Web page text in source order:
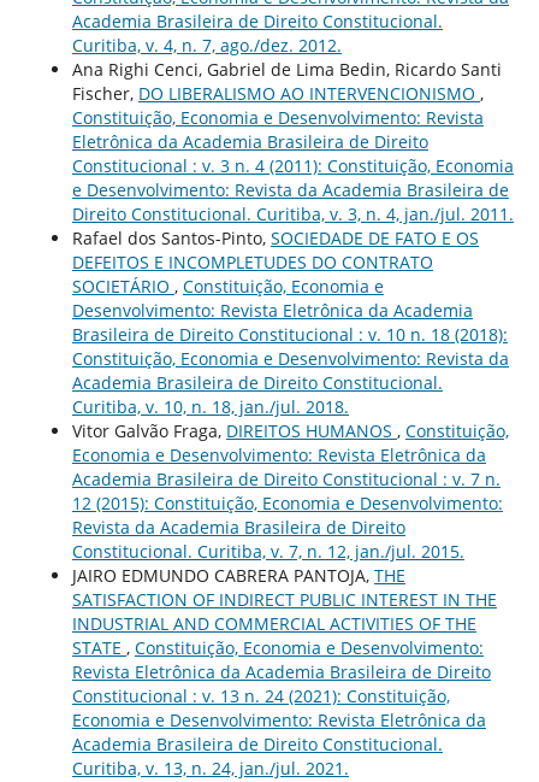
Academia Brasileira de Direito Constitucional.
Curitiba, v. 4, n. 7, ago./dez. 2012.
Ana Righi Cenci, Gabriel de Lima Bedin, Ricardo Santi
Fischer, DO LIBERALISMO AO INTERVENCIONISMO ,
Constituição, Economia e Desenvolvimento: Revista
Eletrônica da Academia Brasileira de Direito
Constitucional : v. 3 n. 4 (2011): Constituição, Economia
e Desenvolvimento: Revista da Academia Brasileira de
Direito Constitucional. Curitiba, v. 3, n. 4, jan./jul. 2011.
Rafael dos Santos-Pinto, SOCIEDADE DE FATO E OS
DEFEITOS E INCOMPLETUDES DO CONTRATO
SOCIETÁRIO , Constituição, Economia e
Desenvolvimento: Revista Eletrônica da Academia
Brasileira de Direito Constitucional : v. 10 n. 18 (2018):
Constituição, Economia e Desenvolvimento: Revista da
Academia Brasileira de Direito Constitucional.
Curitiba, v. 10, n. 18, jan./jul. 2018.
Vitor Galvão Fraga, DIREITOS HUMANOS , Constituição,
Economia e Desenvolvimento: Revista Eletrônica da
Academia Brasileira de Direito Constitucional : v. 7 n.
12 (2015): Constituição, Economia e Desenvolvimento:
Revista da Academia Brasileira de Direito
Constitucional. Curitiba, v. 7, n. 12, jan./jul. 2015.
JAIRO EDMUNDO CABRERA PANTOJA, THE
SATISFACTION OF INDIRECT PUBLIC INTEREST IN THE
INDUSTRIAL AND COMMERCIAL ACTIVITIES OF THE
STATE , Constituição, Economia e Desenvolvimento:
Revista Eletrônica da Academia Brasileira de Direito
Constitucional : v. 13 n. 24 (2021): Constituição,
Economia e Desenvolvimento: Revista Eletrônica da
Academia Brasileira de Direito Constitucional.
Curitiba, v. 13, n. 24, jan./jul. 2021.